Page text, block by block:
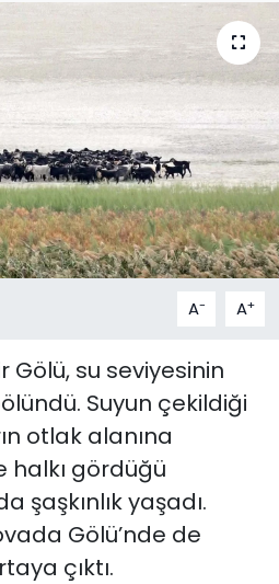
A- A+
Gölü, su seviyesinin
Suyun çekildiği
otlak alanına
halkı gördüğü
şaşkınlık yaşadı.
Gölü’nde de
çıktı.